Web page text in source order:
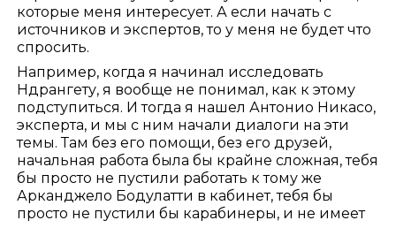
которые меня интересует. А если начать с
источников и экспертов, то у меня не будет что
спросить.
Например, когда я начинал исследовать
Ндрангету, я вообще не понимал, как к этому
подступиться. И тогда я нашел Антонио Никасо,
эксперта, и мы с ним начали диалоги на эти
темы. Там без его помощи, без его друзей,
начальная работа была бы крайне сложная, тебя
бы просто не пустили работать к тому же
Арканджело Бодулатти в кабинет, тебя бы
просто не пустили бы карабинеры, и не имеет